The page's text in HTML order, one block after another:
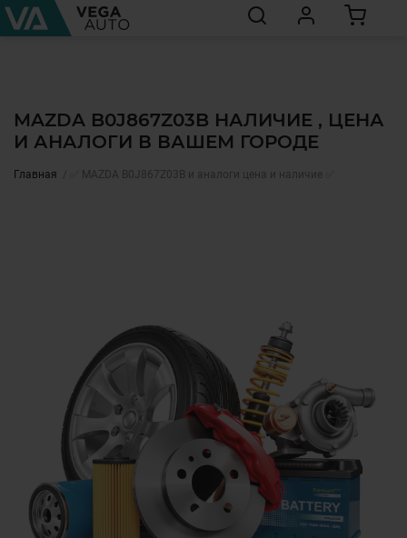
MAZDA B0J867Z03B НАЛИЧИЕ , ЦЕНА
И АНАЛОГИ В ВАШЕМ ГОРОДЕ
Главная ✅ MAZDA B0J867Z03B и аналоги цена и наличие ✅